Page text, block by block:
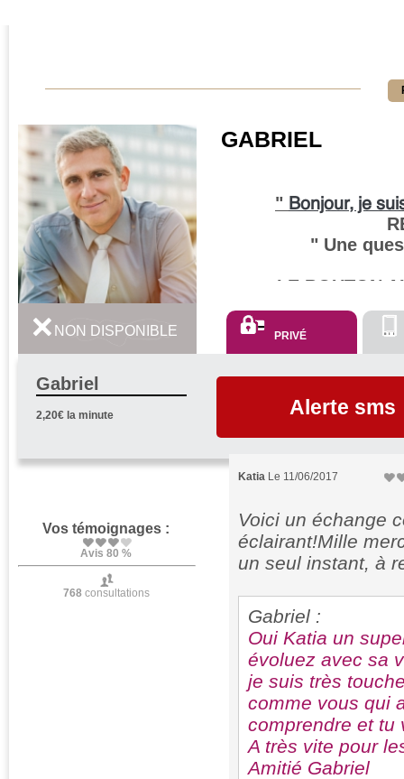
NON DISPONIBLE
Gabriel
2,20€ la minute
Vos témoignages :
Avis 80 %
768consultations
GABRIEL
" Bonjour, je
" Une
LE BOUTON
Je ne fais
Je vous attends
PRIVÉ
Alerte sms
Katia Le 11/06/2017
Voici un échange
éclairant!Mille
un seul instant, à
Gabriel :
Oui Katia un
évoluez avec sa
je suis très
comme vous qui
comprendre et tu
A très vite pour
Amitié Gabriel